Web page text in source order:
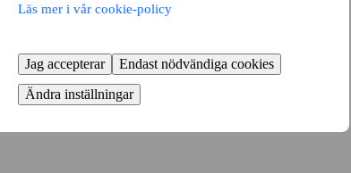
Läs mer i vår cookie-policy
Jag accepterar
Endast nödvändiga cookies
Ändra inställningar